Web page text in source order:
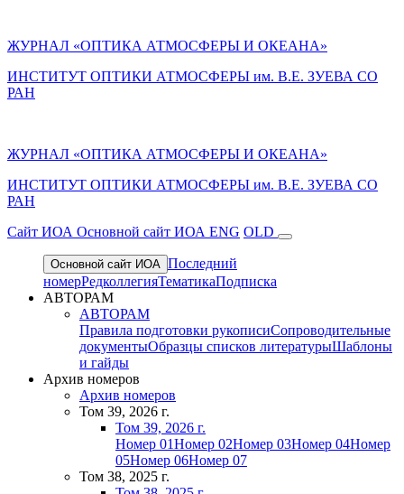
ЖУРНАЛ «ОПТИКА АТМОСФЕРЫ И ОКЕАНА»
ИНСТИТУТ ОПТИКИ АТМОСФЕРЫ им. В.Е. ЗУЕВА СО
РАН
ЖУРНАЛ «ОПТИКА АТМОСФЕРЫ И ОКЕАНА»
ИНСТИТУТ ОПТИКИ АТМОСФЕРЫ им. В.Е. ЗУЕВА СО
РАН
Cайт ИОА Основной сайт ИОА ENG OLD
Основной сайт ИОА Последний
номерРедколлегияТематикаПодписка
АВТОРАМ
АВТОРАМ
Правила подготовки рукописиСопроводительные
документыОбразцы списков литературыШаблоны
и гайды
Архив номеров
Архив номеров
Том 39, 2026 г.
Том 39, 2026 г.
Номер 01Номер 02Номер 03Номер 04Номер
05Номер 06Номер 07
Том 38, 2025 г.